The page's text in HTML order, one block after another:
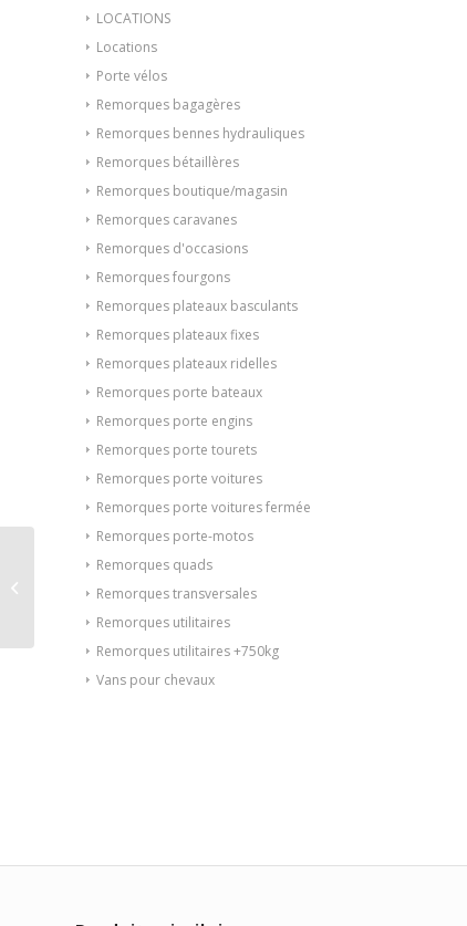
LOCATIONS
Locations
Porte vélos
Remorques bagagères
Remorques bennes hydrauliques
Remorques bétaillères
Remorques boutique/magasin
Remorques caravanes
Remorques d'occasions
Remorques fourgons
Remorques plateaux basculants
Remorques plateaux fixes
Remorques plateaux ridelles
Remorques porte bateaux
Remorques porte engins
Remorques porte tourets
Remorques porte voitures
Remorques porte voitures fermée
Remorques porte-motos
Remorques quads
Remorques transversales
Remorques utilitaires
Remorques utilitaires +750kg
Vans pour chevaux
Dauphiné (à partir de
309€/mois)